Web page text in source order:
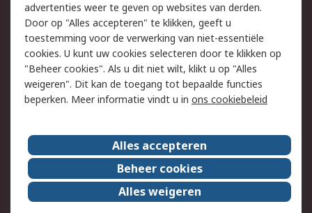
Wettelijk
Cookiebeleid
Email veiligheid
Privacybeleid
Websitevoorwaarden
Algemene
verkoopvoorwaarden
Over RS
RS Group
Over ons
RS wereldwijd
Werken bij RS
ESG
advertenties weer te geven op websites van derden.
Door op "Alles accepteren" te klikken, geeft u
toestemming voor de verwerking van niet-essentiële
cookies. U kunt uw cookies selecteren door te klikken op
"Beheer cookies". Als u dit niet wilt, klikt u op "Alles
weigeren". Dit kan de toegang tot bepaalde functies
beperken. Meer informatie vindt u in ons cookiebeleid
Alles accepteren
Beheer cookies
Alles weigeren